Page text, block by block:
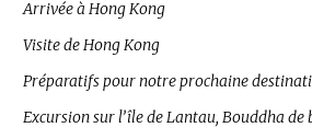
Arrivée à Hong Kong
Visite de Hong Kong
Préparatifs pour notre prochaine
Excursion sur l’île de Lantau, Bouddha de